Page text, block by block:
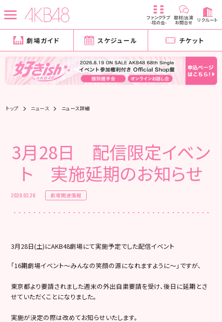
ファンクラブ
-柱の会-
取材/出演
お問合せ リクルート
劇場ガイド スケジュール チケット
トップ ニュース ニュース詳細
3月28日 配信限定イベン
ト 実施延期のお知らせ
2020.03.26 劇場関連情報
3月28日(土)にAKB48劇場にて実施予定でした配信イベント
「16期劇場イベント～みんなの笑顔の源になれますように～」ですが、
東京都より要請されました週末の外出自粛要請を受け、後日に延期とさ
せていただくことになりました。
実施が決定の際は改めてお知らせいたします。